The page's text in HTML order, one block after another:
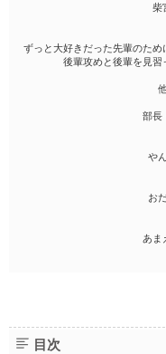
柴
ずっと大好きだった先輩のた
後輩攻めと後輩を見
部長
や
お
あま
目次